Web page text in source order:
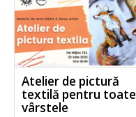
Atelier de pictură
textilă pentru toate
vârstele